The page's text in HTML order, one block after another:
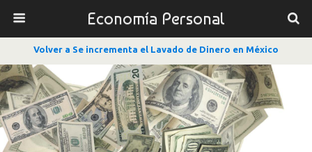
Economía Personal
Volver a Se incrementa el Lavado de Dinero en México